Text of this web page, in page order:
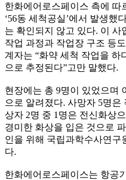
한화에어로스페이스 측에 따
‘56동 세척공실’에서 발생했
는 확인되지 않고 있다. 이 사
작업 과정과 작업장 구조 등
계자는 “화약 세척 작업을 하
으로 추정된다”고만 말했다.
현장에는 총 9명이 있었으며
으로 알려졌다. 사망자 5명
상자 2명 중 1명은 전신화상
경미한 화상을 입은 것으로
인을 위해 국립과학수사연구
다.
한화에어로스페이스는 항공